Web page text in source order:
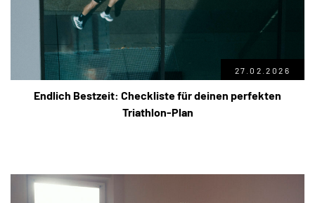
27.02.2026
Endlich Bestzeit: Checkliste für deinen perfekten
Triathlon-Plan